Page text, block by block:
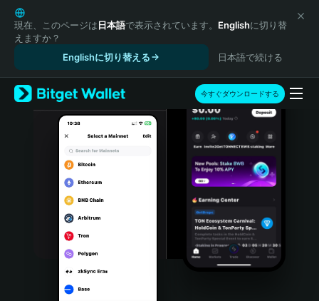
English
日本語
Tiếng Việt
Español (Latinoamérica)
Türkçe
Italiano
Português (Portugal)
Bahasa Indonesia
現在、このページは日本語で表示されています。 Englishに切り替
えますか？
Englishに切り替える
日本語で続ける
今すぐダウンロードする